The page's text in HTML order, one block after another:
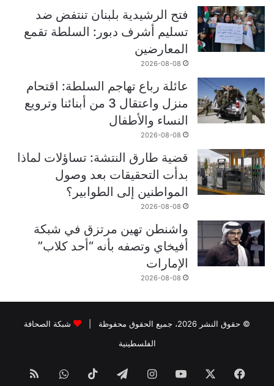
فتح الرشيدية بلبنان تنتفض ضد
تسليم أشرف دبور: السلطة تقمع
المعارضين
2026-08-08
عائلة رباع تهاجم السلطة: اقتحام
منزل واعتقال 3 من أبنائنا وترويع
النساء والأطفال
2026-08-08
قضية طارق النتشة: تساؤلات لماذا
بدأت التحقيقات بعد وصول
المواطنين إلى الطوابير؟
2026-08-08
واشنطن تهين مرتزق في شبكة
أفيخاي وتصفه بأنه “أحد كلاب”
الإمارات
2026-08-08
© حقوق النشر 2026، جميع الحقوق محفوظة |
شبكة الصحافة
الفلسطينية
فيسبوك ‫YouTubeانستقرامتيلقرام ‫TikTokواتسابملخص